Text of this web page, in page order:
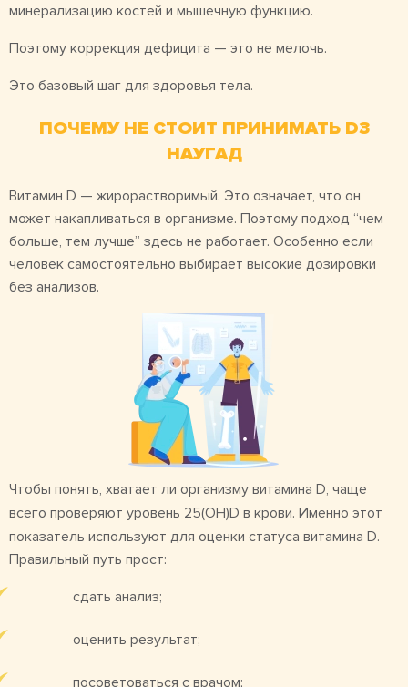
минерализацию костей и мышечную функцию.
Поэтому коррекция дефицита — это не мелочь.
Это базовый шаг для здоровья тела.
ПОЧЕМУ НЕ СТОИТ ПРИНИМАТЬ D3
НАУГАД
Витамин D — жирорастворимый. Это означает, что он
может накапливаться в организме. Поэтому подход “чем
больше, тем лучше” здесь не работает. Особенно если
человек самостоятельно выбирает высокие дозировки
без анализов.
Чтобы понять, хватает ли организму витамина D, чаще
всего проверяют уровень 25(OH)D в крови. Именно этот
показатель используют для оценки статуса витамина D.
Правильный путь прост:
сдать анализ;
оценить результат;
посоветоваться с врачом;